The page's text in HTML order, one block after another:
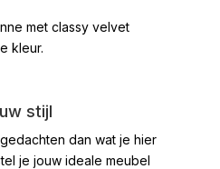
met classy velvet
kleur.
stijl
dan wat je hier
je jouw ideale meubel